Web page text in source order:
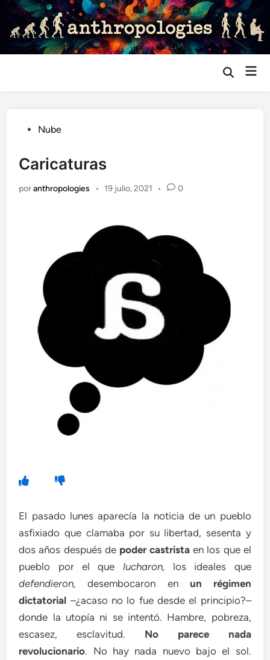
Saltar
contenido
Abrir
Publicado
Nube
Caricaturas
poranthropologies • 19 julio, 2021 • 0
El pasado lunes aparecía la noticia de un pueblo
asfixiado que clamaba por su libertad, sesenta y
dos años después de poder castrista en los que el
pueblo por el que lucharon, los ideales que
defendieron,desembocaron en un régimen
dictatorial –¿acaso no lo fue desde el principio?–
donde la utopía ni se intentó. Hambre, pobreza,
escasez, esclavitud. No parece nada
revolucionario. No hay nada nuevo bajo el sol.